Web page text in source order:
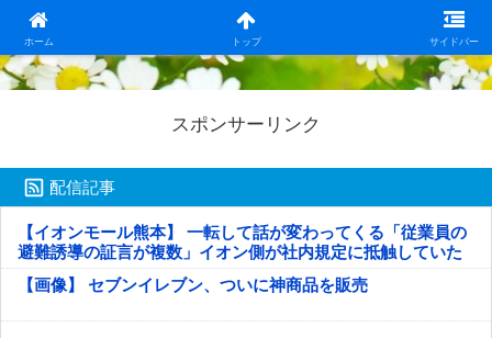
ホーム トップ サイドバー
日本第一！ニュース録
スポンサーリンク
配信記事
【イオンモール熊本】 一転して話が変わってくる「従業員の
避難誘導の証言が複数」イオン側が社内規定に抵触していた
疑い
【画像】 セブンイレブン、ついに神商品を販売